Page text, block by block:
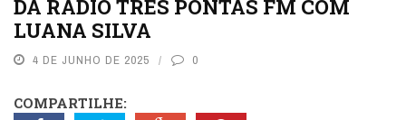
DA RÁDIO TRÊS PONTAS FM COM
LUANA SILVA
4 DE JUNHO DE 2025 0
COMPARTILHE: